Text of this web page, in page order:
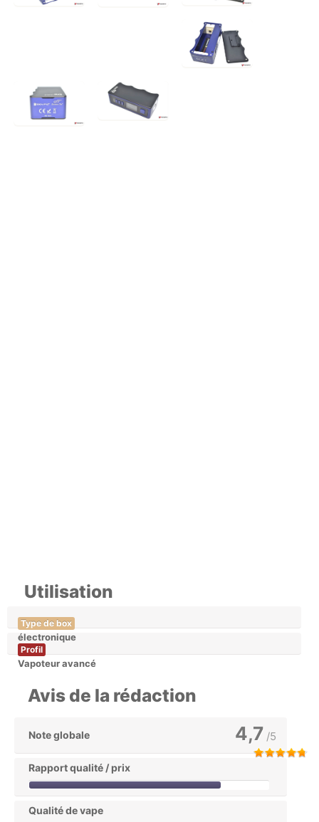
Utilisation
Type de box
électronique
Profil
Vapoteur avancé
Avis de la rédaction
Note globale 4,7 /5
Rapport qualité / prix
Qualité de vape